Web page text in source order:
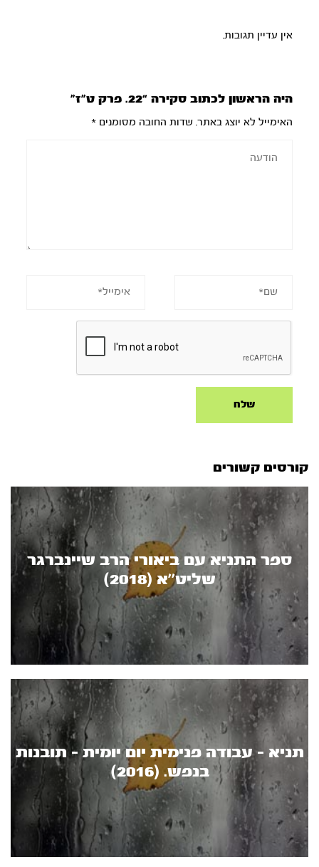
אין עדיין תגובות.
היה הראשון לכתוב סקירה “22. פרק ט”ז”
האימייל לא יוצג באתר. שדות החובה מסומנים*
קורסים קשורים
ספר התניא עם ביאורי הרב שיינברגר
שליט’’א (2018)
תניא - עבודה פנימית יום יומית - תובנות
בנפש. (2016)